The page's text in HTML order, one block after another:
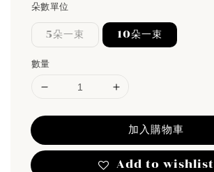
朵數單位
5朵一束 10朵一束
數量
加入購物車
Add to wishlist